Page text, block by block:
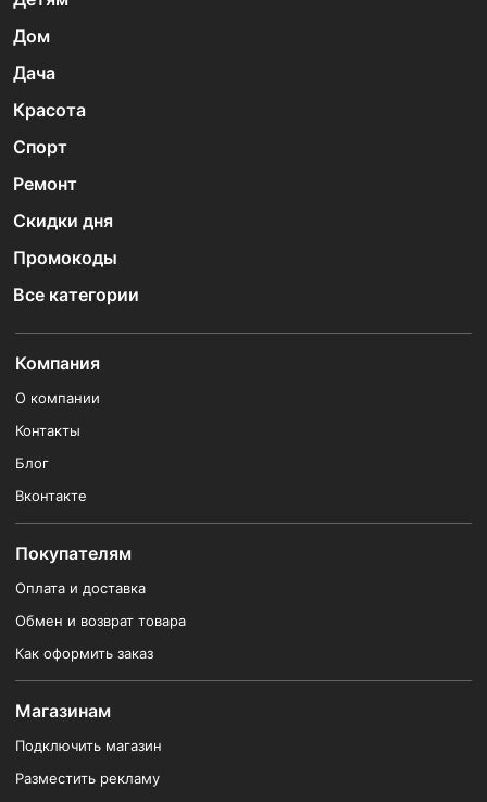
Дом
Дача
Красота
Спорт
Ремонт
Скидки дня
Промокоды
Все категории
Компания
О компании
Контакты
Блог
Вконтакте
Покупателям
Оплата и доставка
Обмен и возврат товара
Как оформить заказ
Магазинам
Подключить магазин
Разместить рекламу